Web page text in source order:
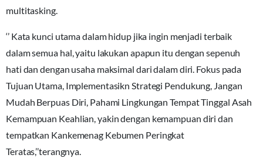
multitasking.
‘’ Kata kunci utama dalam hidup jika ingin menjadi terbaik
dalam semua hal, yaitu lakukan apapun itu dengan sepenuh
hati dan dengan usaha maksimal dari dalam diri. Fokus pada
Tujuan Utama, Implementasikn Strategi Pendukung, Jangan
Mudah Berpuas Diri, Pahami Lingkungan Tempat Tinggal Asah
Kemampuan Keahlian, yakin dengan kemampuan diri dan
tempatkan Kankemenag Kebumen Peringkat
Teratas,’’terangnya.